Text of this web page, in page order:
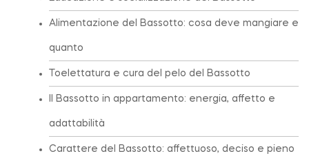
Alimentazione del Bassotto: cosa deve mangiare e
quanto
Toelettatura e cura del pelo del Bassotto
Il Bassotto in appartamento: energia, affetto e
adattabilità
Carattere del Bassotto: affettuoso, deciso e pieno